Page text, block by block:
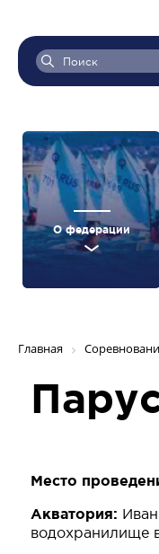
О федерации
Главная
Место
Акватория:
водохранилище